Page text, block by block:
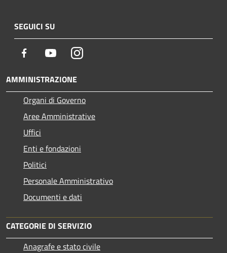
SEGUICI SU
Facebook YoutubeInstagram
AMMINISTRAZIONE
Organi di Governo
Aree Amministrative
Uffici
Enti e fondazioni
Politici
Personale Amministrativo
Documenti e dati
CATEGORIE DI SERVIZIO
Anagrafe e stato civile